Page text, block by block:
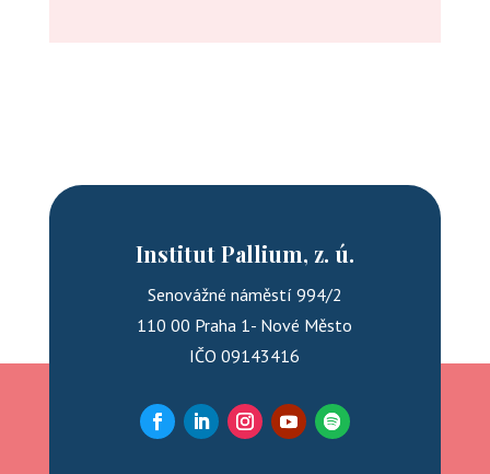
Institut Pallium, z. ú.
Senovážné náměstí 994/2
110 00 Praha 1- Nové Město
IČO 09143416